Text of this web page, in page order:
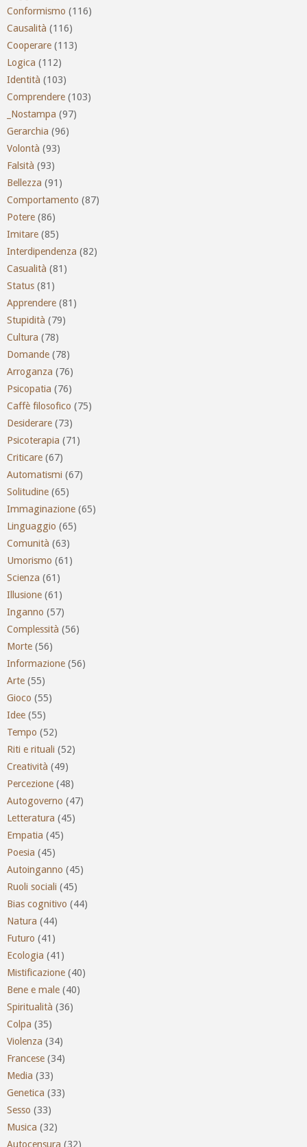
Conformismo (116)
Causalità (116)
Cooperare (113)
Logica (112)
Identità (103)
Comprendere (103)
_Nostampa (97)
Gerarchia (96)
Volontà (93)
Falsità (93)
Bellezza (91)
Comportamento (87)
Potere (86)
Imitare (85)
Interdipendenza (82)
Casualità (81)
Status (81)
Apprendere (81)
Stupidità (79)
Cultura (78)
Domande (78)
Arroganza (76)
Psicopatia (76)
Caffè filosofico (75)
Desiderare (73)
Psicoterapia (71)
Criticare (67)
Automatismi (67)
Solitudine (65)
Immaginazione (65)
Linguaggio (65)
Comunità (63)
Umorismo (61)
Scienza (61)
Illusione (61)
Inganno (57)
Complessità (56)
Morte (56)
Informazione (56)
Arte (55)
Gioco (55)
Idee (55)
Tempo (52)
Riti e rituali (52)
Creatività (49)
Percezione (48)
Autogoverno (47)
Letteratura (45)
Empatia (45)
Poesia (45)
Autoinganno (45)
Ruoli sociali (45)
Bias cognitivo (44)
Natura (44)
Futuro (41)
Ecologia (41)
Mistificazione (40)
Bene e male (40)
Spiritualità (36)
Colpa (35)
Violenza (34)
Francese (34)
Media (33)
Genetica (33)
Sesso (33)
Musica (32)
Autocensura (32)